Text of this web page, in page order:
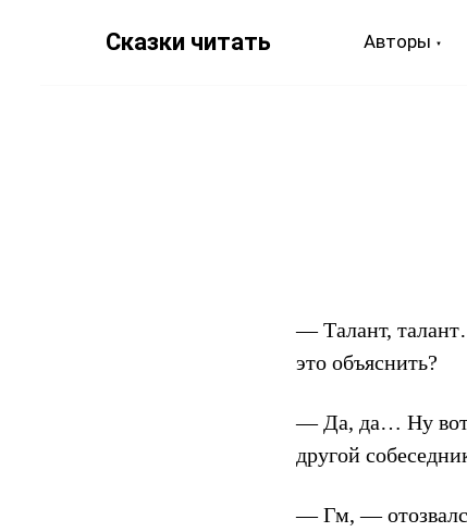
Сказки читать Авторы
— Талант,
это объяснить?
— Да, да… Ну
другой
— Гм, —